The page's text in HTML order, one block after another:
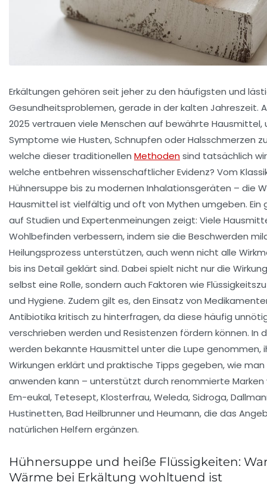
Erkältungen gehören seit jeher zu den häufigsten und
Gesundheitsproblemen, gerade in der kalten Jahreszeit.
2025 vertrauen viele Menschen auf bewährte Hausmittel,
Symptome wie Husten, Schnupfen oder Halsschmerzen
welche dieser traditionellen Methodensind tatsächlich
welche entbehren wissenschaftlicher Evidenz? Vom
Hühnersuppe bis zu modernen Inhalationsgeräten – die
Hausmittel ist vielfältig und oft von Mythen umgeben. Ein
auf Studien und Expertenmeinungen zeigt: Viele
Wohlbefinden verbessern, indem sie die Beschwerden
Heilungsprozess unterstützen, auch wenn nicht alle
bis ins Detail geklärt sind. Dabei spielt nicht nur die
selbst eine Rolle, sondern auch Faktoren wie
und Hygiene. Zudem gilt es, den Einsatz von
Antibiotika kritisch zu hinterfragen, da diese häufig
verschrieben werden und Resistenzen fördern können. In
werden bekannte Hausmittel unter die Lupe genommen,
Wirkungen erklärt und praktische Tipps gegeben, wie man
anwenden kann – unterstützt durch renommierte Marken
Em-eukal, Tetesept, Klosterfrau, Weleda, Sidroga,
Hustinetten, Bad Heilbrunner und Heumann, die das
natürlichen Helfern ergänzen.
Hühnersuppe und heiße Flüssigkeiten:
Wärme bei Erkältung wohltuend ist